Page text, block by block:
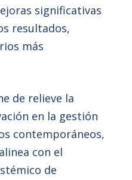
significativas
resultados,
más
de relieve la
en la gestión
contemporáneos,
con el
de